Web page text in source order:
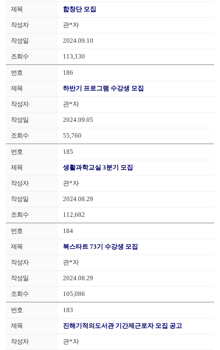
합창단 모집
관*자
2024.09.10
113,130
186
하반기 프로그램 수강생 모집
관*자
2024.09.05
55,760
185
생활과학교실 3분기 모집
관*자
2024.08.29
112,682
184
북스타트 73기 수강생 모집
관*자
2024.08.29
105,086
183
진해기적의도서관 기간제근로자 모집 공고
관*자